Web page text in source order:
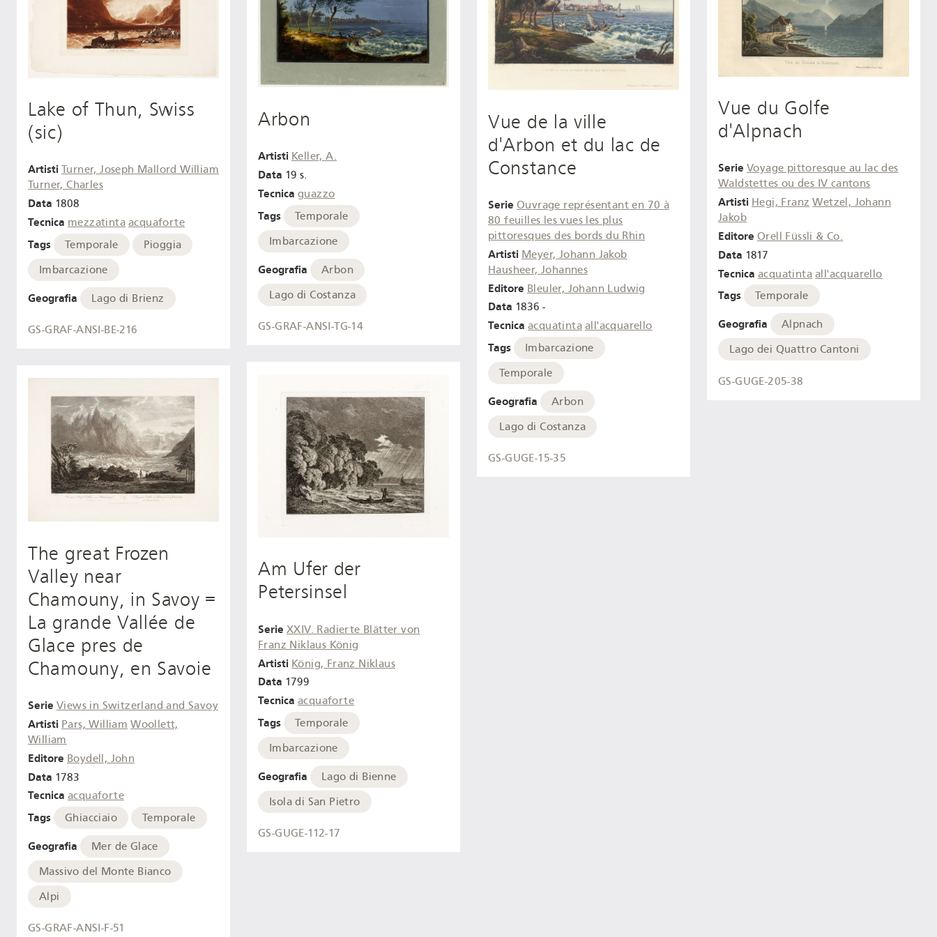
Lake of Thun, Swiss
(sic)
Artisti Turner, Joseph Mallord William
Turner, Charles
Data 1808
Tecnica mezzatinta acquaforte
Tags Temporale
Pioggia
Imbarcazione
Geografia Lago di Brienz
GS-GRAF-ANSI-BE-216
The great Frozen
Valley near
Chamouny, in Savoy =
La grande Vallée de
Glace pres de
Chamouny, en Savoie
Serie Views in Switzerland and Savoy
Artisti Pars, William Woollett,
William
Editore Boydell, John
Data 1783
Tecnica acquaforte
Tags Ghiacciaio Temporale
Geografia
Mer de Glace
Massivo del Monte Bianco
Alpi
GS-GRAF-ANSI-F-51
Arbon
Artisti Keller, A.
Data 19 s.
Tecnica guazzo
Tags
Temporale
Imbarcazione
Geografia
Arbon
Lago di Costanza
GS-GRAF-ANSI-TG-14
Am Ufer der
Petersinsel
Serie XXIV. Radierte Blätter von
Franz Niklaus König
Artisti König, Franz Niklaus
Data 1799
Tecnica acquaforte
Tags
Temporale
Imbarcazione
Geografia
Lago di Bienne
Isola di San Pietro
GS-GUGE-112-17
Vue de la ville
d'Arbon et du lac de
Constance
Serie Ouvrage représentant en 70 à
80 feuilles les vues les plus
pittoresques des bords du Rhin
Artisti Meyer, Johann Jakob
Hausheer, Johannes
Editore Bleuler, Johann Ludwig
Data 1836 -
Tecnica acquatinta all'acquarello
Tags
Imbarcazione
Temporale
Geografia
Arbon
Lago di Costanza
GS-GUGE-15-35
Vue du Golfe
d'Alpnach
Serie Voyage pittoresque au lac des
Waldstettes ou des IV cantons
Artisti Hegi, Franz Wetzel, Johann
Jakob
Editore Orell Füssli & Co.
Data 1817
Tecnica acquatinta all'acquarello
Tags Temporale
Geografia
Alpnach
Lago dei Quattro Cantoni
GS-GUGE-205-38